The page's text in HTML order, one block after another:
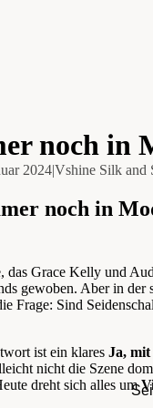
noch in
2024|Vshine Silk and
noch in
das Grace Kelly und
gewoben. Aber in der
Frage: Sind
ist ein klares Ja, mit
nicht die Szene
dreht sich alles um